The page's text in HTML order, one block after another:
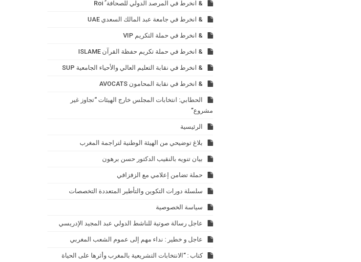
& انخرط في المرصد الدولي للصحافة ٌ Roi
& انخرط في جامعة عبد المالك السعدي UAE
& انخرط في حملة التكريم VIP
& انخرط في حملة تكريم حفظة القرآن ISLAME
& انخرط في نقابة التعليم العالي والأحياء الجامعية SUP
& انخرط في نقابة المحامون AVOCATS
الحطابي: انتخابات المجلس خارج الهيئات “تجاوز غير
مشروع”
الرئيسية
بلاغ توضيحي من الهيئة الوطنية لتراجمة المغرب
بيان تنويه بالنقيب الدكتور حسن برهون
حملة تضامن إعلامي مع الزفزافي
سلسلة دورات التكوين والتأطير المتعددة التخصصات
سياسة الخصوصية
عاجل رسالة صوتية للناشط الدولي عبد المجيد الإدريسي
عاجل و خطير : نداء مهم إلى عموم الشعب المغربي
كتاب : “الانتخابات التشريعية بالمغرب وأثرها على الحياة